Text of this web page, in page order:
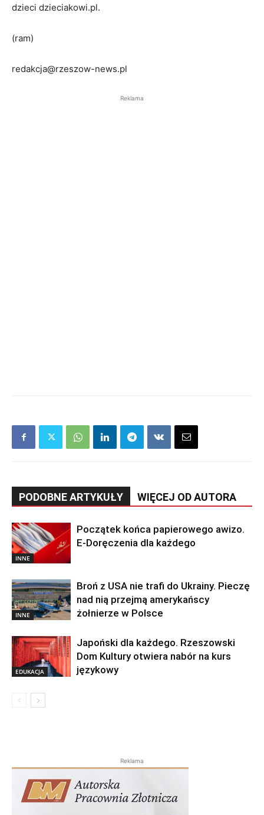
dzieci dzieciakowi.pl.
(ram)
redakcja@rzeszow-news.pl
Reklama
PODOBNE ARTYKUŁY WIĘCEJ OD AUTORA
INNE
Początek końca papierowego awizo.
E-Doręczenia dla każdego
INNE
Broń z USA nie trafi do Ukrainy. Pieczę
nad nią przejmą amerykańscy
żołnierze w Polsce
EDUKACJA
Japoński dla każdego. Rzeszowski
Dom Kultury otwiera nabór na kurs
językowy
Reklama